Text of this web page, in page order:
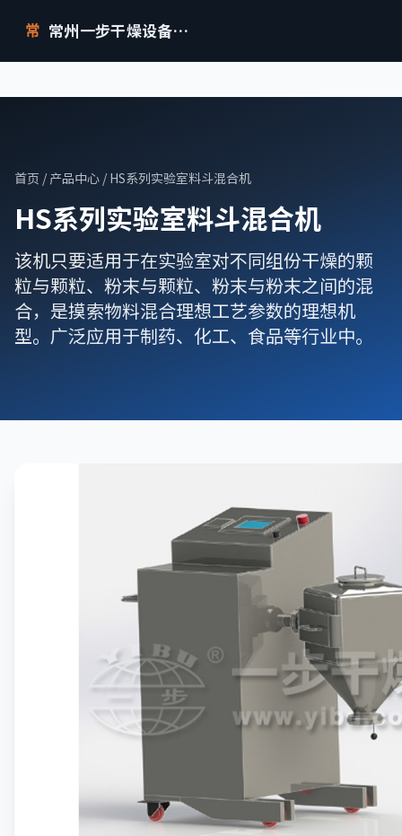
常 常州一步干燥设备有限公司
首页 / 产品中心 / HS系列实验室料斗混合机
HS系列实验室料斗混合机
该机只要适用于在实验室对不同组份干燥的颗
粒与颗粒、粉末与颗粒、粉末与粉末之间的混
合，是摸索物料混合理想工艺参数的理想机
型。广泛应用于制药、化工、食品等行业中。